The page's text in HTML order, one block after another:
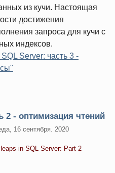
из кучи. Настоящая
достижения
запроса для кучи с
индексов.
Server: часть 3 -
2 - оптимизация чтений
16 сентября. 2020
in SQL Server: Part 2